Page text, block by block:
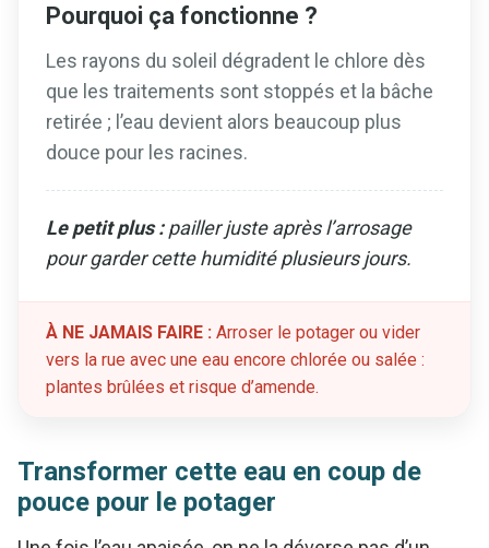
Pourquoi ça fonctionne ?
Les rayons du soleil dégradent le chlore dès
que les traitements sont stoppés et la bâche
retirée ; l’eau devient alors beaucoup plus
douce pour les racines.
Le petit plus :pailler juste après l’arrosage
pour garder cette humidité plusieurs jours.
À NE JAMAIS FAIRE : Arroser le potager ou vider
vers la rue avec une eau encore chlorée ou salée :
plantes brûlées et risque d’amende.
Transformer cette eau en coup de
pouce pour le potager